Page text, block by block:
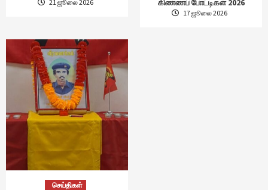
21 ஜூலை 2026
கிண்ணப் போட்டிகள் 2026
17 ஜூலை 2026
செய்திகள்